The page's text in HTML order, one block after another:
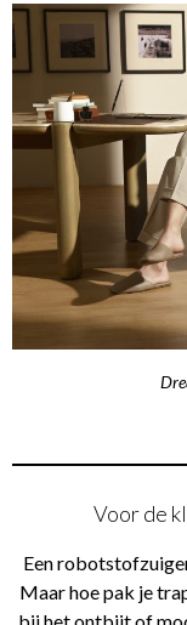
Voor de
Een
Maar hoe pak je